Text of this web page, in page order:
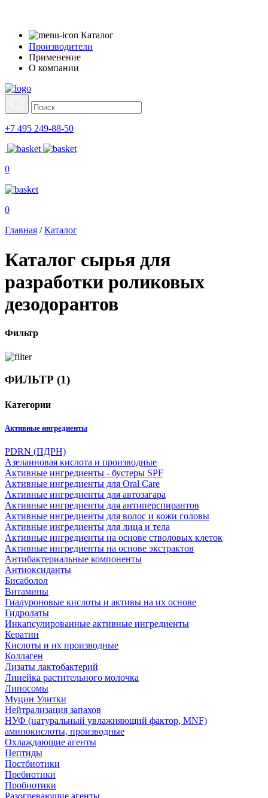
Каталог
Производители
Применение
О компании
+7 495 249-88-50
0
0
Главная /Каталог
Каталог сырья для
разработки роликовых
дезодорантов
Фильтр
ФИЛЬТР (1)
Категории
Активные ингредиенты
PDRN (ПДРН)
Азелаиновая кислота и производные
Активные ингредиенты - бустеры SPF
Активные ингредиенты для Oral Care
Активные ингредиенты для автозагара
Активные ингредиенты для антиперспирантов
Активные ингредиенты для волос и кожи головы
Активные ингредиенты для лица и тела
Активные ингредиенты на основе стволовых клеток
Активные ингредиенты на основе экстрактов
Антибактериальные компоненты
Антиоксиданты
Бисаболол
Витамины
Гиалуроновые кислоты и активы на их основе
Гидролаты
Инкапсулированные активные ингредиенты
Кератин
Кислоты и их производные
Коллаген
Лизаты лактобактерий
Линейка растительного молочка
Липосомы
Муцин Улитки
Нейтрализация запахов
НУФ (натуральный увлажняющий фактор, MNF)
аминокислоты, производные
Охлаждающие агенты
Пептиды
Постбиотики
Пребиотики
Пробиотики
Разогревающие агенты